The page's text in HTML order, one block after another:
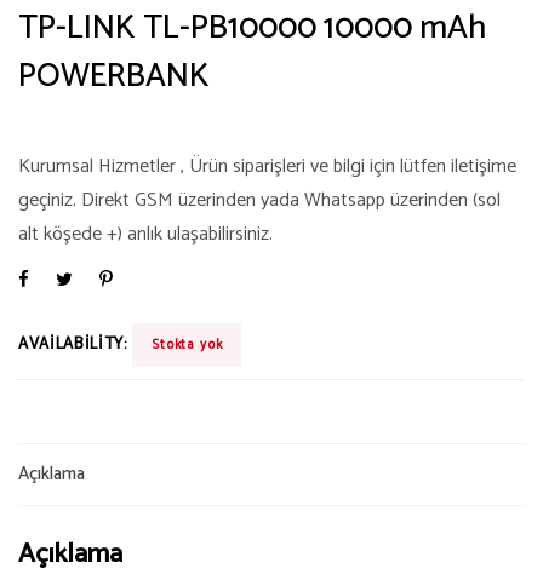
TP-LINK TL-PB10000 10000 mAh
POWERBANK
Kurumsal Hizmetler , Ürün siparişleri ve bilgi için lütfen iletişime
geçiniz. Direkt GSM üzerinden yada Whatsapp üzerinden (sol
alt köşede +) anlık ulaşabilirsiniz.
AVAILABILITY: Stokta yok
Açıklama
Açıklama